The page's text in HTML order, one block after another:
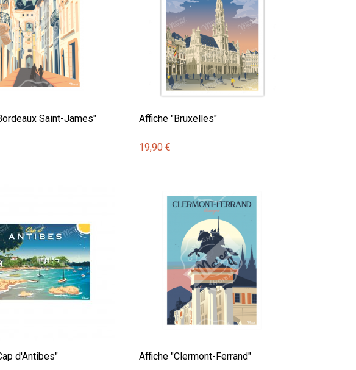
Saint-James" Affiche "Bruxelles"
19,90 €
d'Antibes" Affiche "Clermont-Ferrand"